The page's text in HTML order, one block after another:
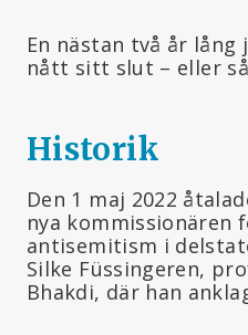
En nästan två år lång
nått sitt slut – eller
Historik
Den 1 maj 2022
nya kommissionären
antisemitism i
Silke Füssingeren,
Bhakdi, där han